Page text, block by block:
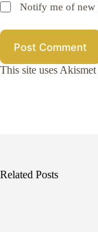
Notify me of new
Post Comment
This site uses
Related Posts